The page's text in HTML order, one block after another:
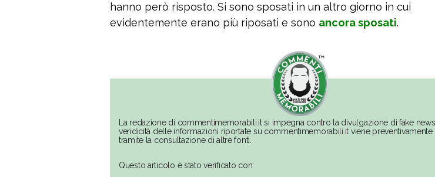
hanno però risposto. Si sono sposati in un altro giorno in cui
evidentemente erano più riposati e sono ancora sposati.
La redazione di commentimemorabili.it si impegna contro la divulgazione di fake
veridicità delle informazioni riportate su commentimemorabili.it viene preventivamente
tramite la consultazione di altre fonti.
Questo articolo è stato verificato con: